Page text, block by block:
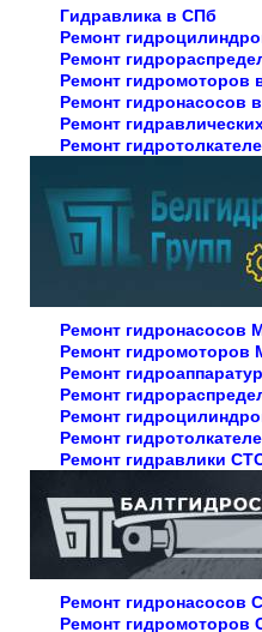
Гидравлика в СПб
Ремонт
Ремонт
Ремонт гидромоторов
Ремонт гидронасосов
Ремонт
Ремонт
Ремонт гидронасосов
Ремонт гидромоторов
Ремонт
Ремонт
Ремонт
Ремонт
Ремонт гидравлики
Ремонт гидронасосов
Ремонт гидромоторов